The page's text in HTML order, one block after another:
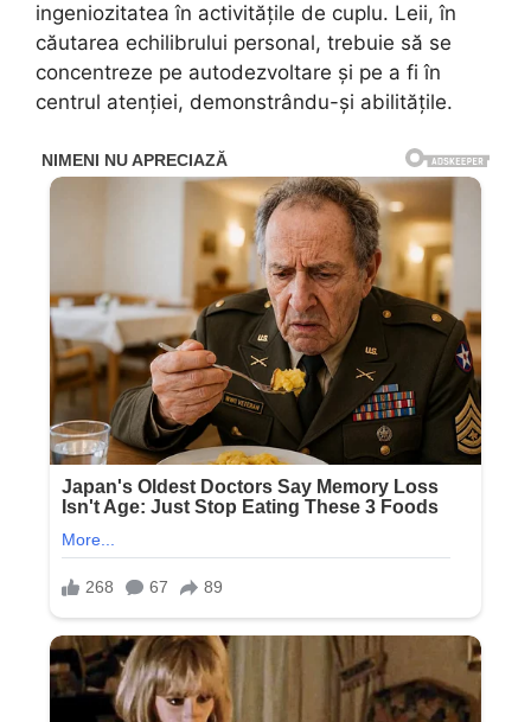
ingeniozitatea în activitățile de cuplu. Leii, în
căutarea echilibrului personal, trebuie să se
concentreze pe autodezvoltare și pe a fi în
centrul atenției, demonstrându-și abilitățile.